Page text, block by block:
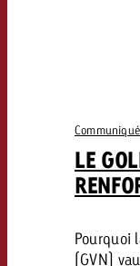
LE
Pourquoi
(GVN)